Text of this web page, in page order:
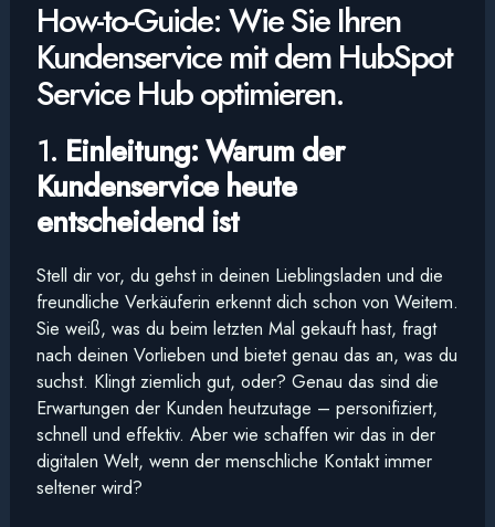
How-to-Guide: Wie Sie Ihren
Kundenservice mit dem HubSpot
Service Hub optimieren.
1. Einleitung: Warum der
Kundenservice heute
entscheidend ist
Stell dir vor, du gehst in deinen Lieblingsladen und die
freundliche Verkäuferin erkennt dich schon von Weitem.
Sie weiß, was du beim letzten Mal gekauft hast, fragt
nach deinen Vorlieben und bietet genau das an, was du
suchst. Klingt ziemlich gut, oder? Genau das sind die
Erwartungen der Kunden heutzutage – personifiziert,
schnell und effektiv. Aber wie schaffen wir das in der
digitalen Welt, wenn der menschliche Kontakt immer
seltener wird?